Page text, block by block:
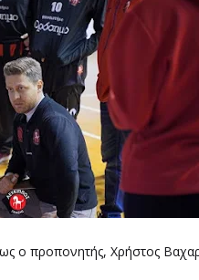
ο προπονητής, Χρήστος